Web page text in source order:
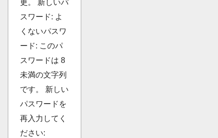
更。 新しいパ
スワード: よ
くないパスワ
ード: このパ
スワードは 8
未満の文字列
です。 新しい
パスワードを
再入力してく
ださい: